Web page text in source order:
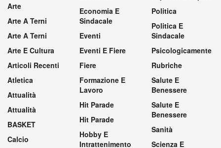
Arte
Arte A Terni
Arte A Terni
Arte E Cultura
Articoli Recenti
Atletica
Attualità
Attualità
BASKET
Calcio
Economia E
Sindacale
Eventi
Eventi E Fiere
Fiere
Formazione E
Lavoro
Hit Parade
Hit Parade
Hobby E
Intrattenimento
Politica
Politica E
Sindacale
Psicologicamente
Rubriche
Salute E
Benessere
Salute E
Benessere
Sanità
Scienza E